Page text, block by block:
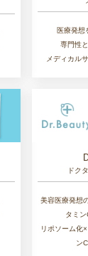
医療発想
専門性
メディカル
ドク
美容医療発想
タミン
リポソーム化
ン